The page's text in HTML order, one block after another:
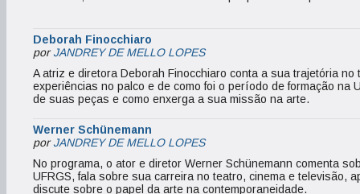
Deborah Finocchiaro
porJANDREY DE MELLO LOPES
A atriz e diretora Deborah Finocchiaro conta a sua trajetória
experiências no palco e de como foi o período de formação na
de suas peças e como enxerga a sua missão na arte.
Werner Schünemann
porJANDREY DE MELLO LOPES
No programa, o ator e diretor Werner Schünemann comenta
UFRGS, fala sobre sua carreira no teatro, cinema e televisão,
discute sobre o papel da arte na contemporaneidade.